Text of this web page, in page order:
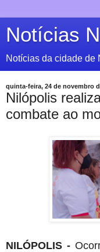
Notícias
Notícias da cidade de
quinta-feira, 24 de novembro
Nilópolis
combate ao
NILÓPOLIS -